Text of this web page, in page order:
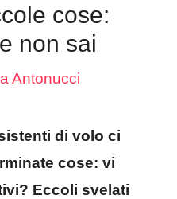
cose:
non sai
Antonucci
di volo ci
cose: vi
Eccoli svelati